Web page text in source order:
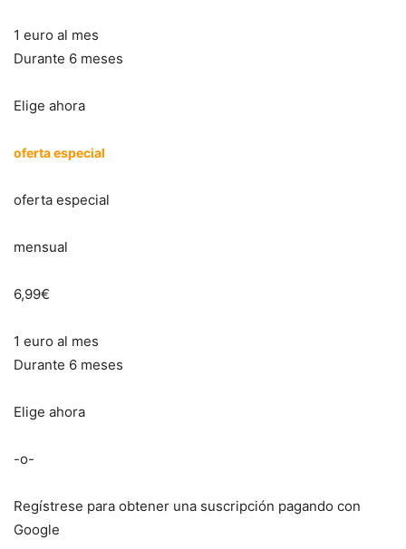
1 euro al mes
Durante 6 meses
Elige ahora
oferta especial
oferta especial
mensual
6,99€
1 euro al mes
Durante 6 meses
Elige ahora
-o-
Regístrese para obtener una suscripción pagando con
Google